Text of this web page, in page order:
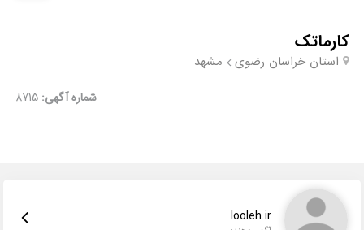
کارماتک
استان خراسان رضوی مشهد
شماره آگهی: 8715
looleh.ir